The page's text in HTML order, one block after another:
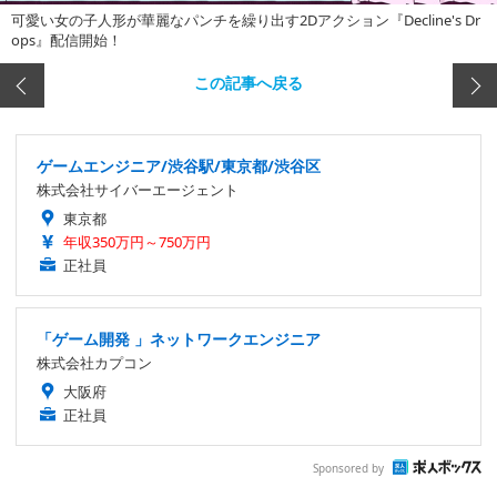
可愛い女の子人形が華麗なパンチを繰り出す2Dアクション『Decline's Dr
ops』配信開始！
この記事へ戻る
ゲームエンジニア/渋谷駅/東京都/渋谷区
株式会社サイバーエージェント
東京都
年収350万円～750万円
正社員
「ゲーム開発 」ネットワークエンジニア
株式会社カプコン
大阪府
正社員
Sponsored by